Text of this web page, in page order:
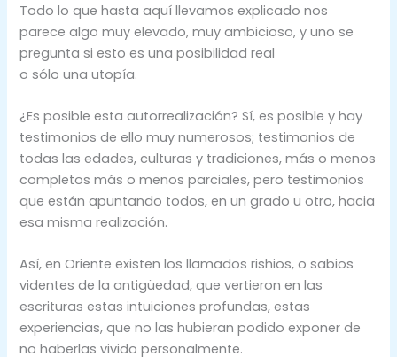
Todo lo que hasta aquí llevamos explicado nos
parece algo muy elevado, muy ambicioso, y uno se
pregunta si esto es una posibilidad real
o sólo una utopía.
¿Es posible esta autorrealización? Sí, es posible y hay
testimonios de ello muy numerosos; testimonios de
todas las edades, culturas y tradiciones, más o menos
completos más o menos parciales, pero testimonios
que están apuntando todos, en un grado u otro, hacia
esa misma realización.
Así, en Oriente existen los llamados rishios, o sabios
videntes de la antigüedad, que vertieron en las
escrituras estas intuiciones profundas, estas
experiencias, que no las hubieran podido exponer de
no haberlas vivido personalmente.